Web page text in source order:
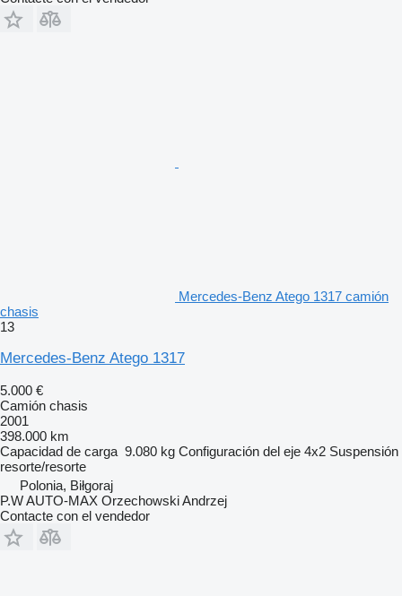
Mercedes-Benz Atego 1317 camión
chasis
13
Mercedes-Benz Atego 1317
5.000 €
Camión chasis
2001
398.000 km
Capacidad de carga 9.080 kg Configuración del eje 4x2 Suspensión
resorte/resorte
Polonia, Biłgoraj
P.W AUTO-MAX Orzechowski Andrzej
Contacte con el vendedor